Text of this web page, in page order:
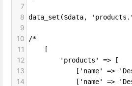
7
8 data_set($data,
9
10
/*
11
    [
12
        'products' => [
13
['name' =>
14
['name' =>